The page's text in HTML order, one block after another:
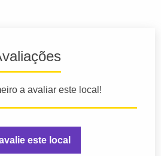
a avaliar este local!
este local